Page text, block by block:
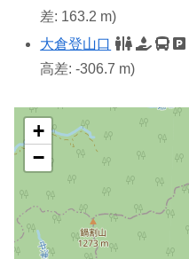
差: 163.2 m)
大倉登山口
高差: -306.7 m)
+
−